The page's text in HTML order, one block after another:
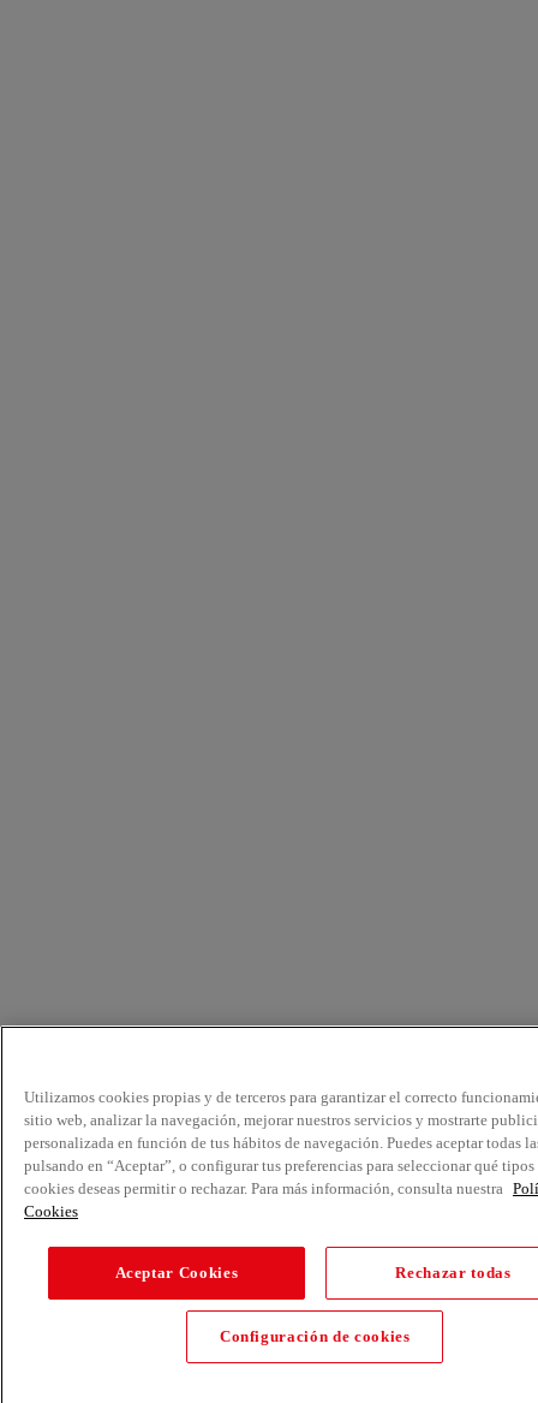
Utilizamos cookies propias y de terceros para garantizar el correcto
sitio web, analizar la navegación, mejorar nuestros servicios y mostrarte
personalizada en función de tus hábitos de navegación. Puedes aceptar todas
pulsando en “Aceptar”, o configurar tus preferencias para seleccionar qué tipos
cookies deseas permitir o rechazar. Para más información, consulta nuestra
Cookies
Aceptar Cookies Rechazar todas
Configuración de cookies